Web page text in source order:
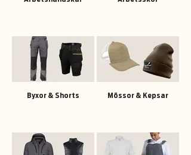
Byxor & Shorts Mössor & Kepsar